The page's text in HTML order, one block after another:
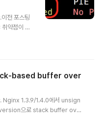
전 포스팅
약점이 발
파일은 ngi
입니다. NX
없어 쉘
할 도구들
x64이하
based buffer over
Nginx 1.3.9/1.4.0에서 unsign
으로 stack buffer ove